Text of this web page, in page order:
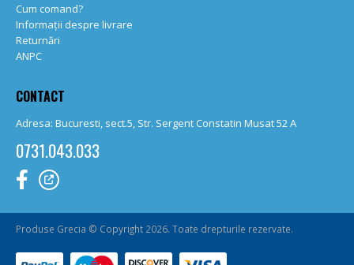
Cum comand?
Informații despre livrare
Returnări
ANPC
CONTACT
Adresa: Bucuresti, sect.5, Str. Sergent Constatin Musat 52 A
0731.043.033
Produse Grecia © Copyright 2026. Toate drepturile rezervate.